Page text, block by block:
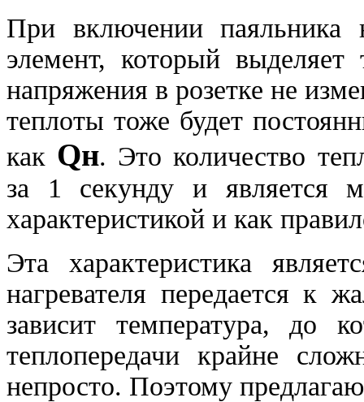
При включении паяльника
элемент, который
напряжения в розетке не
теплоты тоже будет
как Qн. Это количество
за 1 секунду и является
характеристикой и как
Эта характеристика
нагревателя передается к
зависит температура, до
теплопередачи крайне
непросто. Поэтому